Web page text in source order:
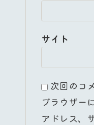
サイト
次回のコ
ブラウザー
アドレス、